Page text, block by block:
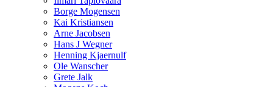
Borge Mogensen
Kai Kristiansen
Arne Jacobsen
Hans J Wegner
Henning Kjaernulf
Ole Wanscher
Grete Jalk